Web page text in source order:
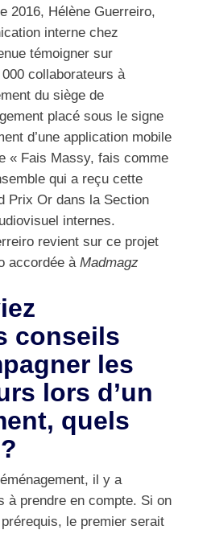
2016, Hélène Guerreiro,
interne chez
témoigner sur
000 collaborateurs à
du siège de
placé sous le signe
d’une application mobile
« Fais Massy, fais comme
qui a reçu cette
Prix Or dans la Section
internes.
revient sur ce projet
accordée à Madmagz
conseils
les
lors d’un
quels
il y a
à prendre en compte. Si on
le premier serait